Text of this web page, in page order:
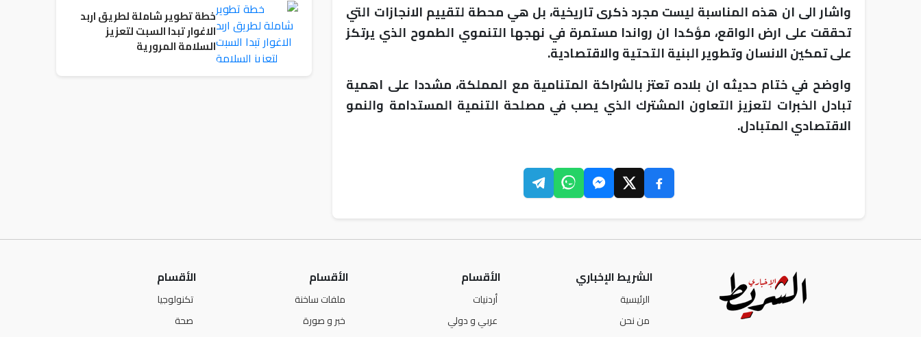
واشار الى ان هذه المناسبة ليست مجرد ذكرى تاريخية، بل هي محطة لتقييم الانجازات التي
تحققت على ارض الواقع، مؤكدا ان رواندا مستمرة في نهجها التنموي الطموح الذي يرتكز
على تمكين الانسان وتطوير البنية التحتية والاقتصادية.
واوضح في ختام حديثه ان بلاده تعتز بالشراكة المتنامية مع المملكة، مشددا على اهمية
تبادل الخبرات لتعزيز التعاون المشترك الذي يصب في مصلحة التنمية المستدامة والنمو
الاقتصادي المتبادل.
خطة تطوير شاملة لطريق اربد
الاغوار تبدا السبت لتعزيز
السلامة المرورية
الشريط الإخباري
الرئيسية
من نحن
الأقسام
أردنيات
عربي و دولي
الأقسام
ملفات ساخنة
خبر و صورة
الأقسام
تكنولوجيا
صحة